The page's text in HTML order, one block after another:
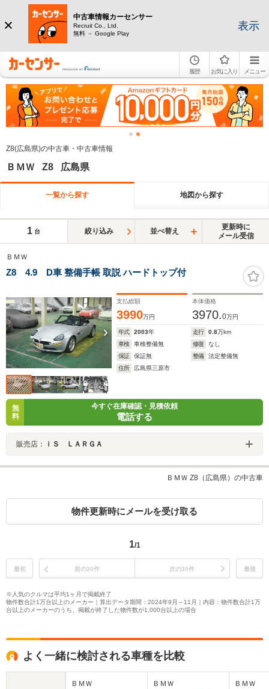
中古車情報カーセンサー
Recruit Co., Ltd.
無料 － Google Play
表示
履歴 お気に入り メニュー
Z8(広島県)の中古車・中古車情報
ＢＭＷ Z8 広島県
一覧から探す 地図から探す
1 台 絞り込み 並べ替え
更新時に
メール受信
ＢＭＷ
Z8 4.9 D車 整備手帳 取説 ハードトップ付
支払総額
3990万円
本体価格
3970.0万円
年式 2003年 走行 0.8万km
車検
車検整備無 修復
なし
保証
保証無 整備
法定整備無
住所
広島県三原市
無
料
今すぐ在庫確認・見積依頼
電話する
販売店： ｉＳ ＬＡＲＧＡ
ＢＭＷ Z8（広島県）の中古車
物件更新時にメールを受け取る
1/1
最初 前の30件 次の30件 最後
※人気のクルマは平均1ヶ月で掲載終了
物件数合計1万台以上のメーカー｜算出データ期間：2024年9月～11月｜内容：物件数合計1万
台以上のメーカーのうち、掲載が終了した物件数が1,000台以上の場合
よく一緒に検討される車種を比較
ＢＭＷ ＢＭＷ ＢＭＷ